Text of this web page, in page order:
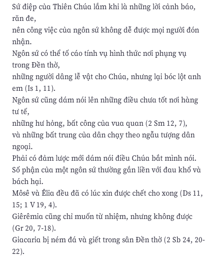
Sứ điệp của Thiên Chúa lắm khi là những lời cảnh báo,
răn đe,
nên công việc của ngôn sứ không dễ được mọi người đón
nhận.
Ngôn sứ có thể tố cáo tính vụ hình thức nơi phụng vụ
trong Đền thờ,
những người dâng lễ vật cho Chúa, nhưng lại bóc lột anh
em (Is 1, 11).
Ngôn sứ cũng dám nói lên những điều chưa tốt nơi hàng
tư tế,
những hư hỏng, bất công của vua quan (2 Sm 12, 7),
và những bất trung của dân chạy theo ngẫu tượng dân
ngoại.
Phải có đảm lược mới dám nói điều Chúa bắt mình nói.
Số phận của một ngôn sứ thường gắn liền với đau khổ và
bách hại.
Môsê và Êlia đều đã có lúc xin được chết cho xong (Ds 11,
15; 1 V 19, 4).
Giêrêmia cũng chỉ muốn từ nhiệm, nhưng không được
(Gr 20, 7-18).
Giacaria bị ném đá và giết trong sân Đền thờ (2 Sb 24, 20-
22).